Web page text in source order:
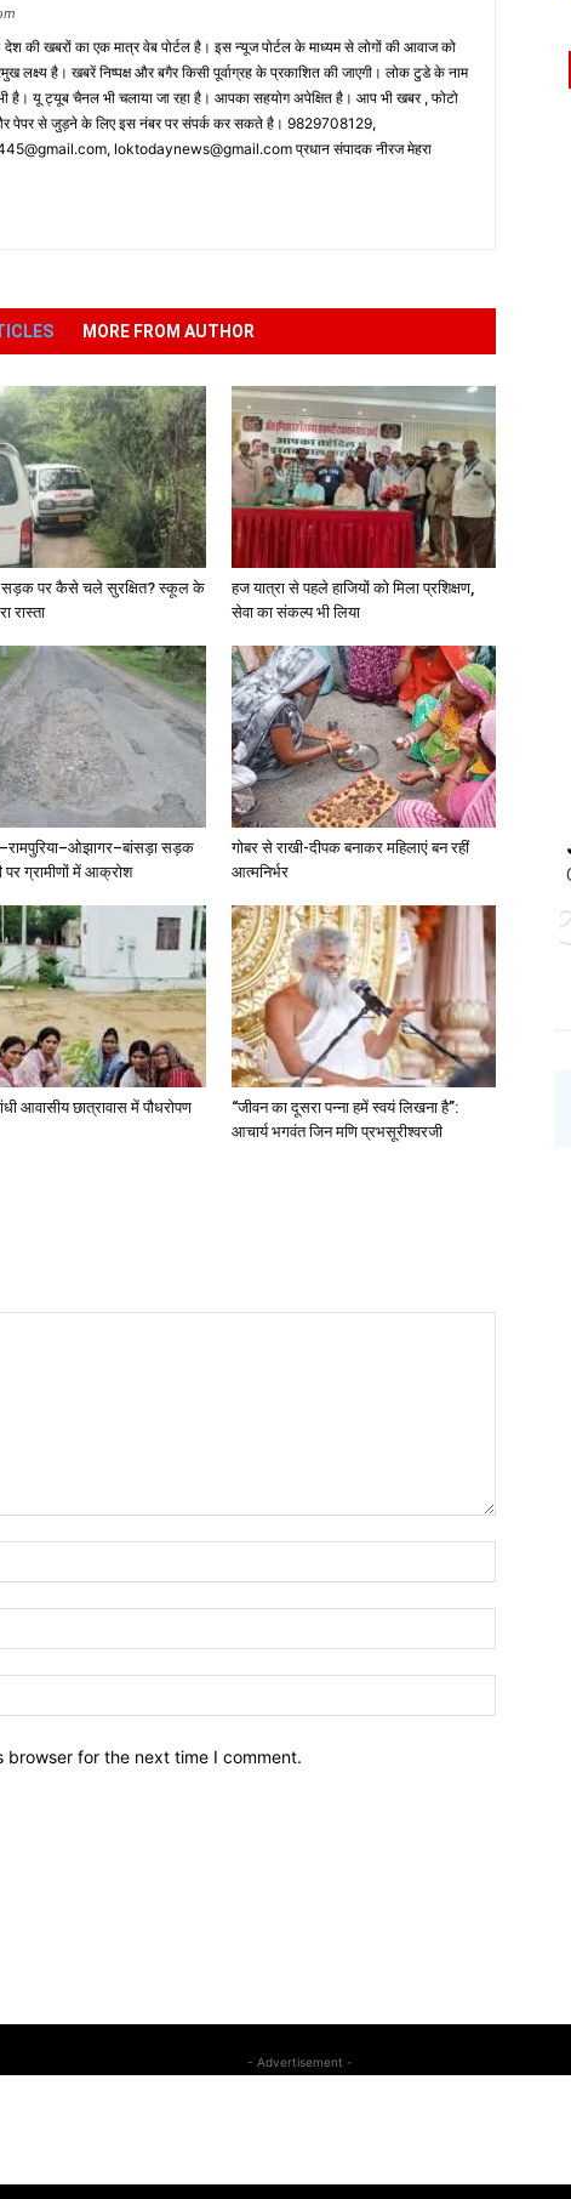
की खबरों का एक मात्र वेब पोर्टल है। इस न्यूज पोर्टल के माध्यम से लोगों की आवाज को
लक्ष्य है। खबरें निष्पक्ष और बगैर किसी पूर्वाग्रह के प्रकाशित की जाएगी। लोक टुडे के नाम
है। यू ट्यूब चैनल भी चलाया जा रहा है। आपका सहयोग अपेक्षित है। आप भी खबर , फोटो
पेपर से जुड़ने के लिए इस नंबर पर संपर्क कर सकते है। 9829708129,
loktodaynews@gmail.com प्रधान संपादक नीरज मेहरा
MORE FROM AUTHOR
सड़क पर कैसे चले सुरक्षित? स्कूल के
रास्ता
हज यात्रा से पहले हाजियों को मिला प्रशिक्षण,
सेवा का संकल्प भी लिया
सड़क
पर ग्रामीणों में आक्रोश
गोबर से राखी-दीपक बनाकर महिलाएं बन रहीं
आत्मनिर्भर
आवासीय छात्रावास में पौधरोपण
“जीवन का दूसरा पन्ना हमें स्वयं लिखना है”:
आचार्य भगवंत जिन मणि प्रभसूरीश्वरजी
browser for the next time I comment.
- Advertisement -